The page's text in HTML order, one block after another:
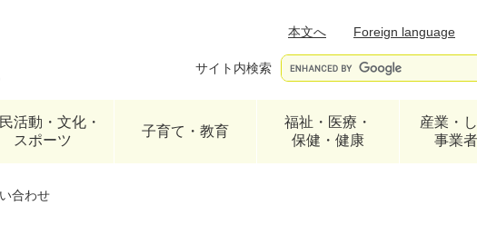
本文へ
Foreign language
サイト内検索
活動・文化・
スポーツ
子育て・教育
福祉・医療・
保健・健康
産業・
事業
合わせ